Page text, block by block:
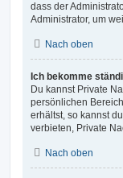
dass der
Administrator, um
Nach oben
Ich bekomme
Du kannst Private
persönlichen
erhältst, so kannst
verbieten, Private
Nach oben